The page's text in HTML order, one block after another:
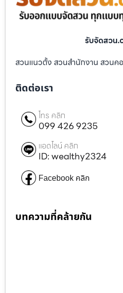
รับจัดสวน
สวนแนวตั้ง สวนสำนักงาน สวนค
ติดต่อเรา
โทร คลิก
099 426 9235
แอดไลน์ คลิก
ID: wealthy2324
Facebook คลิก
บทความที่คล้ายกัน